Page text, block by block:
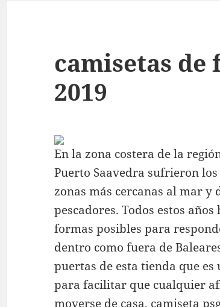
camisetas
2019
En la zona costera de la
Puerto Saavedra sufrieron
zonas más cercanas al mar y
pescadores. Todos estos
formas posibles para
dentro como fuera de
puertas de esta tienda que
para facilitar que cualquier
moverse de casa, camiseta